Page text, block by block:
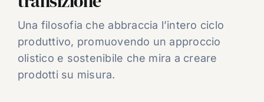
VIDEO
EVENTI
CHI SIAMO
Una filosofia che abbraccia l’intero ciclo
produttivo, promuovendo un approccio
olistico e sostenibile che mira a creare
prodotti su misura.